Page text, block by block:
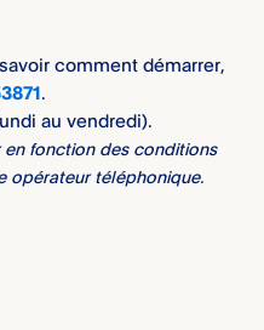
comment démarrer,
.
au vendredi).
fonction des conditions
opérateur téléphonique.